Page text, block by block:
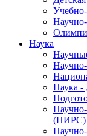
Наука
Научно-
Наука -
Научно-
(НИРС)